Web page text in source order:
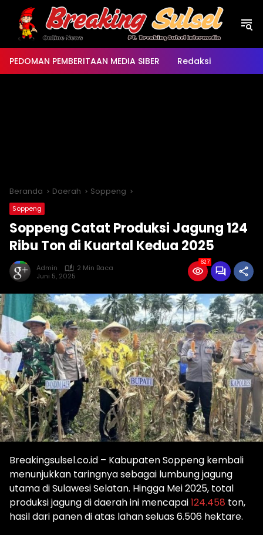
Langsung
konten
PEDOMAN PEMBERITAAN MEDIA SIBER Redaksi
Beranda Daerah Soppeng
Soppeng
Soppeng Catat Produksi Jagung 124
Ribu Ton di Kuartal Kedua 2025
Admin
2 Min Baca
Juni 5, 2025
627
Breakingsulsel.co.id – Kabupaten Soppeng kembali
menunjukkan taringnya sebagai lumbung jagung
utama di Sulawesi Selatan. Hingga Mei 2025, total
produksi jagung di daerah ini mencapai124.458 ton,
hasil dari panen di atas lahan seluas 6.506 hektare.